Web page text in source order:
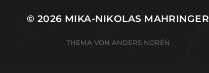
© 2026 MIKA-NIKOLAS MAHRINGER
THEMA VON ANDERS NORÉN